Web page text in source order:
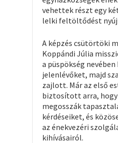
vehettek részt egy
lelki feltöltődést
A képzés csütörtöki
Koppándi Júlia
a püspökség
jelenlévőket, majd
zajlott. Már az első
biztosított arra, hogy
megosszák
kérdéseiket, és
az énekvezéri
kihívásairól.